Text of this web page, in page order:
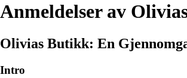
Anmeldelser av
Olivias Butikk: En
Intro